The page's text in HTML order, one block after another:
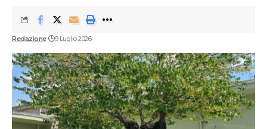
Redazione 9 Luglio 2026